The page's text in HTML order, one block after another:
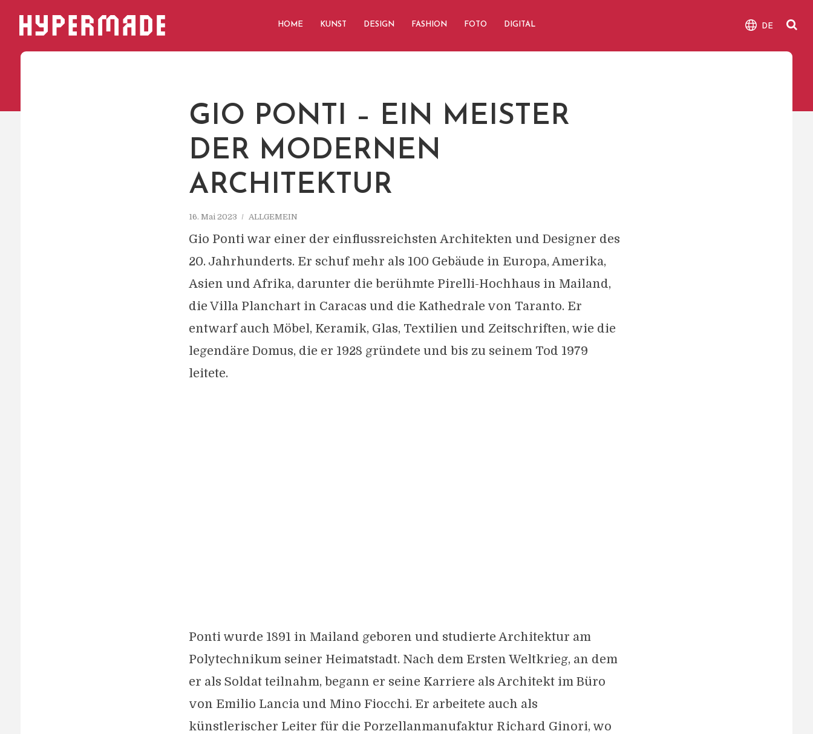
HYPERMADE HOME KUNST DESIGN FASHION FOTO DIGITAL DE
GIO PONTI – EIN MEISTER
DER MODERNEN
ARCHITEKTUR
16. Mai 2023 ALLGEMEIN
Gio Ponti war einer der einflussreichsten Architekten und Designer des
20. Jahrhunderts. Er schuf mehr als 100 Gebäude in Europa, Amerika,
Asien und Afrika, darunter die berühmte Pirelli-Hochhaus in Mailand,
die Villa Planchart in Caracas und die Kathedrale von Taranto. Er
entwarf auch Möbel, Keramik, Glas, Textilien und Zeitschriften, wie die
legendäre Domus, die er 1928 gründete und bis zu seinem Tod 1979
leitete.
Ponti wurde 1891 in Mailand geboren und studierte Architektur am
Polytechnikum seiner Heimatstadt. Nach dem Ersten Weltkrieg, an dem
er als Soldat teilnahm, begann er seine Karriere als Architekt im Büro
von Emilio Lancia und Mino Fiocchi. Er arbeitete auch als
künstlerischer Leiter für die Porzellanmanufaktur Richard Ginori, wo